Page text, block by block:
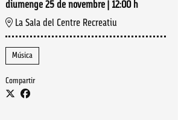
diumenge 25 de novembre
12:00 h
La Sala del Centre Recreatiu
Música
Compartir